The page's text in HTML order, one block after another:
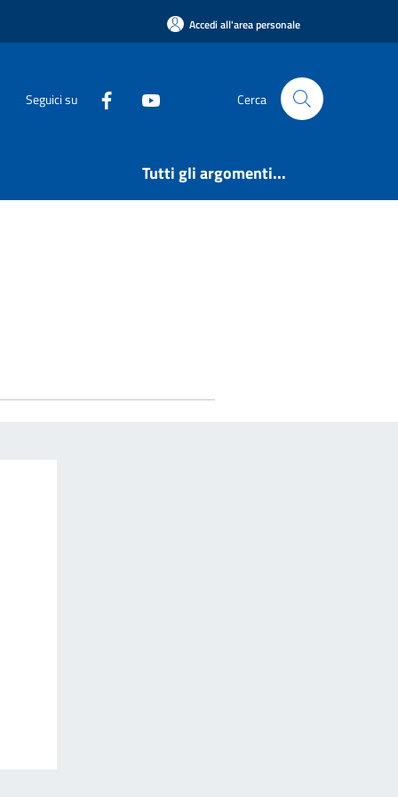
Accedi all'area personale
Seguici su Cerca
Tutti gli argomenti...